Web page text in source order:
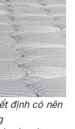
định có nên